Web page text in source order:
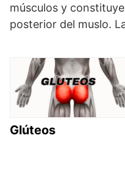
músculos y
posterior del muslo.
Glúteos